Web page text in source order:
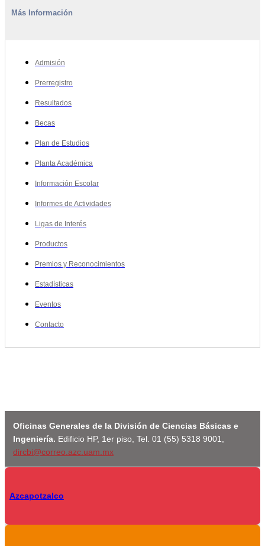
Más Información
Admisión
Prerregistro
Resultados
Becas
Plan de Estudios
Planta Académica
Información Escolar
Informes de Actividades
Ligas de Interés
Productos
Premios y Reconocimientos
Estadísticas
Eventos
Contacto
Oficinas Generales de la División de Ciencias Básicas e
Ingeniería. Edificio HP, 1er piso, Tel. 01 (55) 5318 9001,
dircbi@correo.azc.uam.mx
Azcapotzalco